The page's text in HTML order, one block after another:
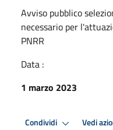
Avviso pubblico
necessario per
PNRR
Data :
1 marzo 2023
Condividi Vedi